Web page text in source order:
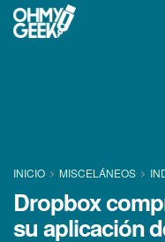
INICIO MISCELÁNEOS
Dropbox
su aplicación